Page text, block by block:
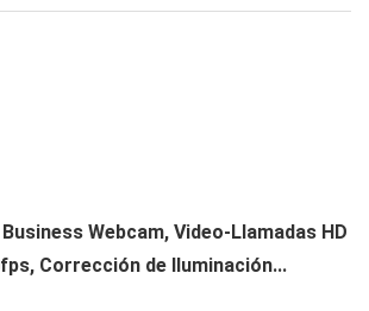
Webcam, Video-Llamadas HD
Corrección de Iluminación...